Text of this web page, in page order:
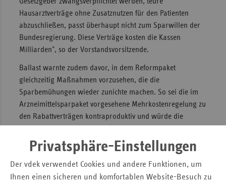
Privatsphäre-Einstellungen
Der vdek verwendet Cookies und andere Funktionen, um
Ihnen einen sicheren und komfortablen Website-Besuch zu
Hausarztverträge ohne Zusatznutzen für den Patienten
abzuschließen, passt überhaupt nicht zum Sparwillen der
Bundesregierung. Diese Verträge kosten die Kassen
Milliarden", so der Vorstandsvorsitzende.
Ballast warnte zudem davor, in dem Reformpaket
gleichzeitig Maßnahmen vorzusehen, die die
Sparbemühungen wieder zunichte machen. So sei die im
Arzneimittelsparpaket vorgesehene Mehrkostenregelung zu
den Rabattverträgen kontraproduktiv und würde die
Milliarde Euro gefährden.